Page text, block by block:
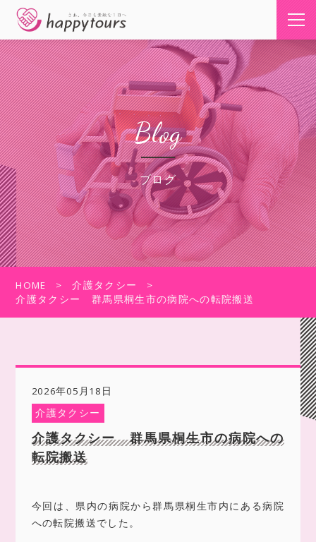
Blog
ブログ
HOME
介護タクシー
介護タクシー 群馬県桐生市の病院への転院搬送
2026年05月18日
介護タクシー
介護タクシー 群馬県桐生市の病院への
転院搬送
今回は、県内の病院から群馬県桐生市内にある病院
への転院搬送でした。